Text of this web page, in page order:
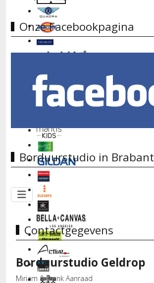
Onze Facebookpagina
Borduurstudio in Brabant
Contactgegevens
Borduurstudio Geldrop
Miriam & Frank Aanraad